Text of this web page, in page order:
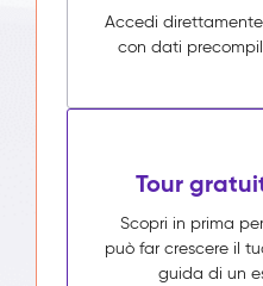
Accedi
con dati
Tour
Scopri in prima
può far crescere il
guida di un